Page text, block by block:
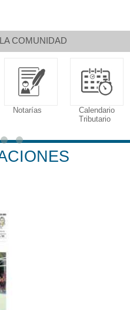
COMUNIDAD
Notarías
Calendario
Tributario